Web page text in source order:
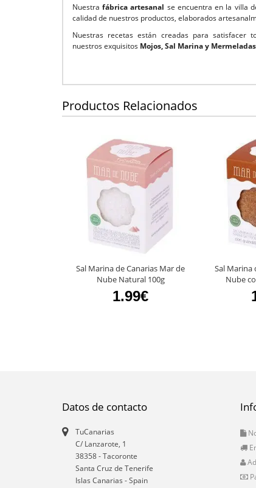
Nuestra fábrica artesanal se encuentra en la villa
calidad de nuestros productos, elaborados
Nuestras recetas están creadas para satisfacer
nuestros exquisitos Mojos, Sal Marina y
Productos Relacionados
Sal Marina de Canarias Mar de
Nube Natural 100g
1.99€
Sal Marina
Nube
Datos de contacto
TuCanarias
C/ Lanzarote, 1
38358-Tacoronte
Santa Cruz de Tenerife
Islas Canarias - Spain